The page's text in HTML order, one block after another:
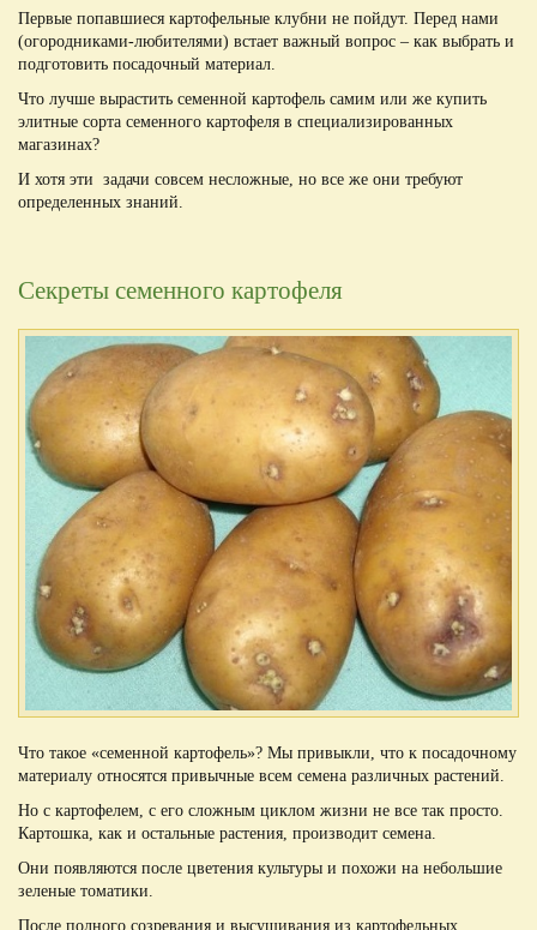
Первые попавшиеся картофельные клубни не пойдут. Перед нами
(огородниками-любителями) встает важный вопрос – как выбрать и
подготовить посадочный материал.
Что лучше вырастить семенной картофель самим или же купить
элитные сорта семенного картофеля в специализированных
магазинах?
И хотя эти задачи совсем несложные, но все же они требуют
определенных знаний.
Секреты семенного картофеля
Что такое «семенной картофель»? Мы привыкли, что к посадочному
материалу относятся привычные всем семена различных растений.
Но с картофелем, с его сложным циклом жизни не все так просто.
Картошка, как и остальные растения, производит семена.
Они появляются после цветения культуры и похожи на небольшие
зеленые томатики.
После полного созревания и высушивания из картофельных